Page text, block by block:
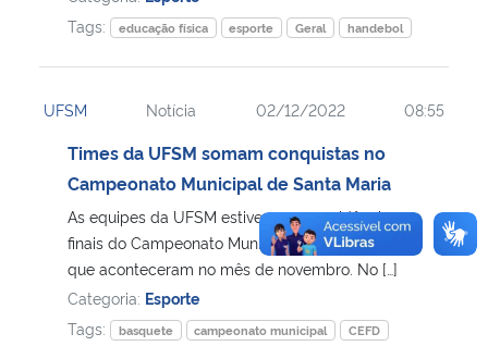
Tags:
educação física esporte Geral handebol
UFSM Notícia 02/12/2022 08:55
Times da UFSM somam conquistas no
Campeonato Municipal de Santa Maria
As equipes da UFSM estiveram em evidência nas
finais do Campeonato Municipal de Santa Maria,
que aconteceram no mês de novembro. No […]
Categoria: Esporte
Tags:
basquete campeonato municipal
CEFD